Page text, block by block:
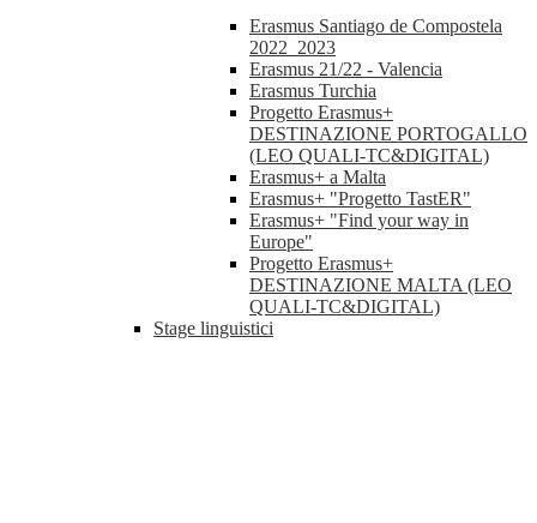
Erasmus Santiago de Compostela
2022_2023
Erasmus 21/22 - Valencia
Erasmus Turchia
Progetto Erasmus+
DESTINAZIONE PORTOGALLO
(LEO QUALI-TC&DIGITAL)
Erasmus+ a Malta
Erasmus+ "Progetto TastER"
Erasmus+ "Find your way in
Europe"
Progetto Erasmus+
DESTINAZIONE MALTA (LEO
QUALI-TC&DIGITAL)
Stage linguistici